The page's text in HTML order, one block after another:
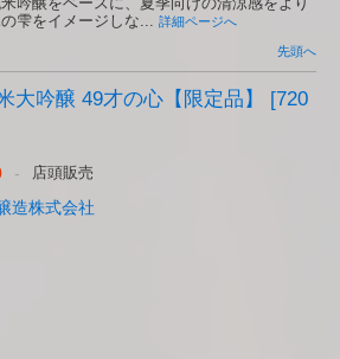
雫をイメージしな... 詳細ページへ
先頭へ
大吟醸 49才の心【限定品】 [720
- 店頭販売
造株式会社